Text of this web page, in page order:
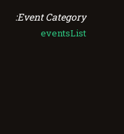
Event Category:
eventsList